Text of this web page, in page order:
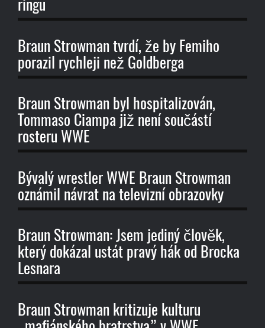
ringu
Braun Strowman tvrdí, že by Femiho
porazil rychleji než Goldberga
Braun Strowman byl hospitalizován,
Tommaso Ciampa již není součástí
rosteru WWE
Bývalý wrestler WWE Braun Strowman
oznámil návrat na televizní obrazovky
Braun Strowman: Jsem jediný člověk,
který dokázal ustát pravý hák od Brocka
Lesnara
Braun Strowman kritizuje kulturu